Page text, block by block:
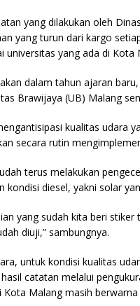
yang dilakukan oleh
yang turun dari kargo
universitas yang ada di Kota
dalam tahun ajaran
Brawijaya (UB) Malang
kualitas udara
secara rutin
terus melakukan
kondisi diesel, yakni solar
yang sudah kita beri
diuji,” sambungnya.
untuk kondisi kualitas
catatan melalui
Kota Malang masih